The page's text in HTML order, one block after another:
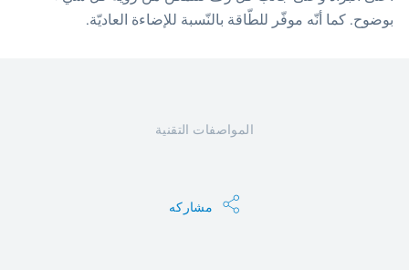
بوضوح. كما أنّه موفّر للطّاقة بالنّسبة للإضاءة العاديّة.
المواصفات التقنية
مشاركه